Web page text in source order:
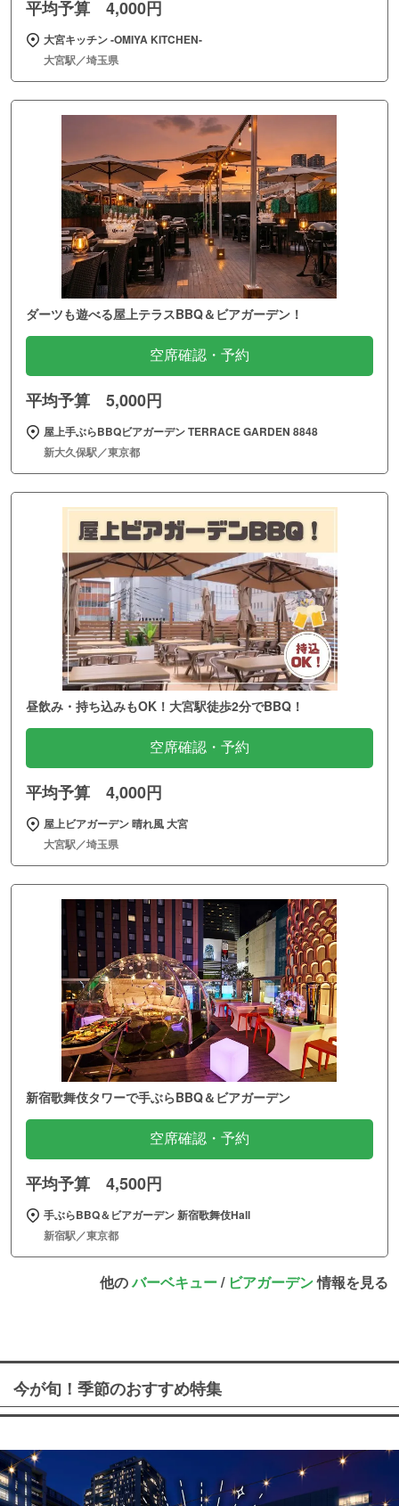
平均予算 4,000円
大宮キッチン ‐OMIYA KITCHEN‐
大宮駅／埼玉県
ダーツも遊べる屋上テラスBBQ＆ビアガーデン！
空席確認・予約
平均予算 5,000円
屋上手ぶらBBQビアガーデン TERRACE GARDEN 8848
新大久保駅／東京都
昼飲み・持ち込みもOK！大宮駅徒歩2分でBBQ！
空席確認・予約
平均予算 4,000円
屋上ビアガーデン 晴れ風 大宮
大宮駅／埼玉県
新宿歌舞伎タワーで手ぶらBBQ＆ビアガーデン
空席確認・予約
平均予算 4,500円
手ぶらBBQ＆ビアガーデン 新宿歌舞伎Hall
新宿駅／東京都
他のバーベキュー/ ビアガーデン情報を見る
今が旬！季節のおすすめ特集